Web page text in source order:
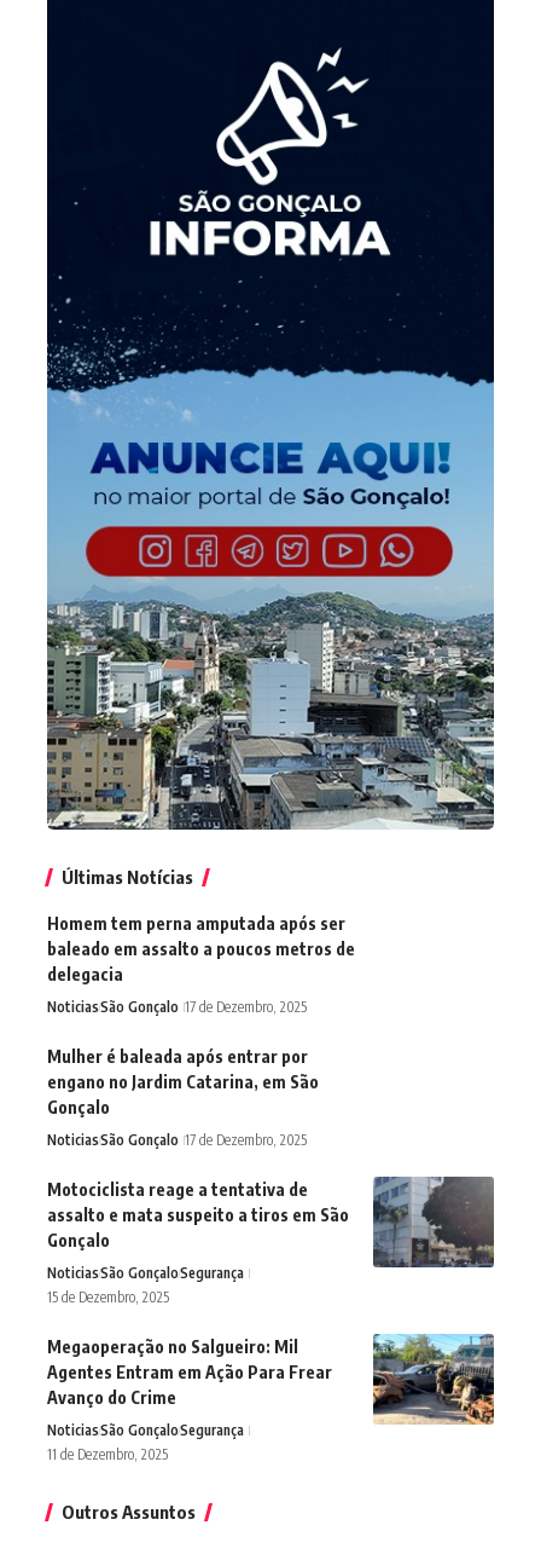
Últimas Notícias
Homem tem perna amputada após ser
baleado em assalto a poucos metros de
delegacia
NoticiasSão Gonçalo 17 de Dezembro, 2025
Mulher é baleada após entrar por
engano no Jardim Catarina, em São
Gonçalo
NoticiasSão Gonçalo 17 de Dezembro, 2025
Motociclista reage a tentativa de
assalto e mata suspeito a tiros em São
Gonçalo
NoticiasSão GonçaloSegurança
15 de Dezembro, 2025
Megaoperação no Salgueiro: Mil
Agentes Entram em Ação Para Frear
Avanço do Crime
NoticiasSão GonçaloSegurança
11 de Dezembro, 2025
Outros Assuntos